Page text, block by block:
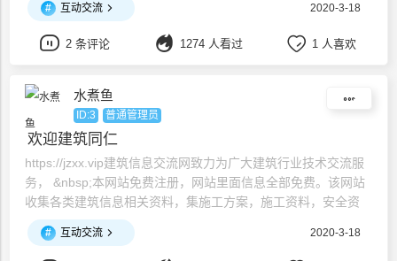
# 互动交流 2020-3-18
2 条评论 1274 人看过 1 人喜欢
水煮鱼
ID:3 普通管理员
欢迎建筑同仁
https://jzxx.vip建筑信息交流网致力为广大建筑行业技术交流服
务， &nbsp;本网站免费注册，网站里面信息全部免费。该网站
收集各类建筑信息相关资料，集施工方案，施工资料，安全资
料，地方规范，国家规范，求职招聘，商品房购买于一体，希望
广大技术管理人员互帮互助，成为一个正能量的网站。 &nbsp;
# 互动交流 2020-3-18